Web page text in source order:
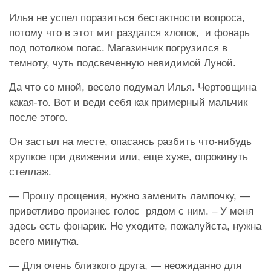
Илья не успел поразиться бестактности вопроса,
потому что в этот миг раздался хлопок, и фонарь
под потолком погас. Магазинчик погрузился в
темноту, чуть подсвеченную невидимой Луной.
Да что со мной, весело подумал Илья. Чертовщина
какая-то. Вот и веди себя как примерный мальчик
после этого.
Он застыл на месте, опасаясь разбить что-нибудь
хрупкое при движении или, еще хуже, опрокинуть
стеллаж.
— Прошу прощения, нужно заменить лампочку, —
приветливо произнес голос рядом с ним. – У меня
здесь есть фонарик. Не уходите, пожалуйста, нужна
всего минутка.
— Для очень близкого друга, — неожиданно для